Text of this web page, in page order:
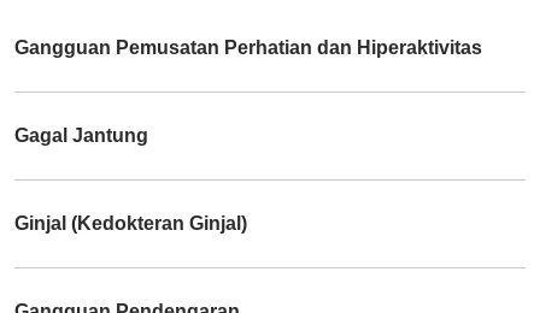
Gangguan Pemusatan Perhatian dan Hiperaktivitas
Gagal Jantung
Ginjal (Kedokteran Ginjal)